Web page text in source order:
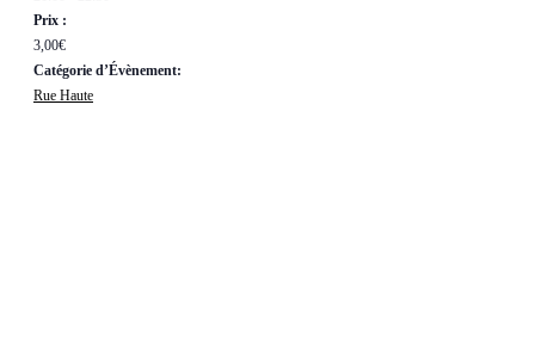
Prix :
3,00€
Catégorie d’Évènement:
Rue Haute